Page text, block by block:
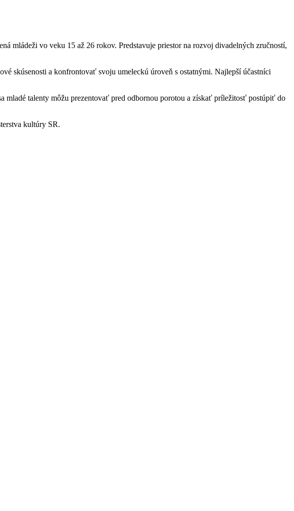
mládeži vo veku 15 až 26 rokov. Predstavuje priestor na rozvoj divadelných zručností,
skúsenosti a konfrontovať svoju umeleckú úroveň s ostatnými. Najlepší účastníci
mladé talenty môžu prezentovať pred odbornou porotou a získať príležitosť postúpiť do
kultúry SR.